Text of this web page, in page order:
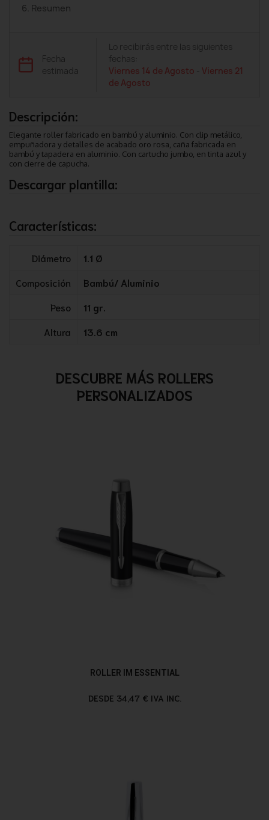
6. Resumen
Fecha
estimada
Lo recibirás entre las siguientes
fechas:
Viernes 14 de Agosto -Viernes 21
de Agosto
Descripción:
Elegante roller fabricado en bambú y aluminio. Con clip metálico,
empuñadora y detalles de acabado oro rosa, caña fabricada en
bambú y tapadera en aluminio. Con cartucho jumbo, en tinta azul y
con cierre de capucha.
Descargar plantilla:
Características:
Diámetro
1.1 Ø
Composición
Bambú/ Aluminio
Peso
11 gr.
Altura
13.6 cm
DESCUBRE MÁS ROLLERS
PERSONALIZADOS
ROLLER IM ESSENTIAL
DESDE 34,47 € IVA INC.